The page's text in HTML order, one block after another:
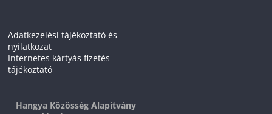
Adatkezelési tájékoztató és
nyilatkozat
Internetes kártyás fizetés
tájékoztató
Hangya Közösség Alapítvány